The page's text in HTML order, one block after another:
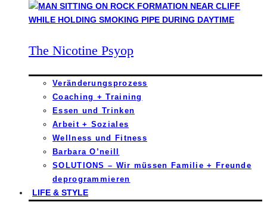
The Nicotine Psyop
Veränderungsprozess
Coaching + Training
Essen und Trinken
Arbeit + Soziales
Wellness und Fitness
Barbara O’neill
SOLUTIONS – Wir müssen Familie + Freunde
deprogrammieren
LIFE & STYLE